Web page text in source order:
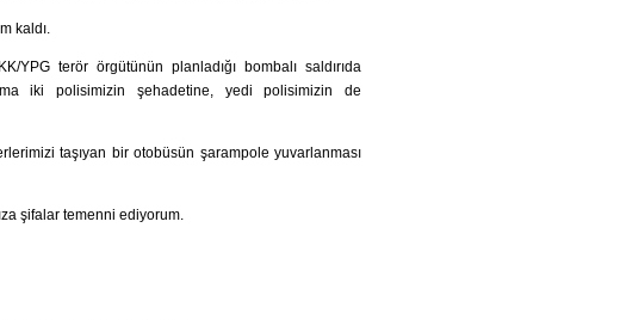
kaldı.
terör örgütünün planladığı bombalı saldırıda
iki polisimizin şehadetine, yedi polisimizin de
taşıyan bir otobüsün şarampole yuvarlanması
şifalar temenni ediyorum.